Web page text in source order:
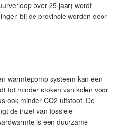
over 25 jaar) wordt
bij de provincie worden door
warmtepomp systeem kan een
tot minder stoken van kolen voor
ook minder CO2 uitstoot. De
de inzet van fossiele
is een duurzame